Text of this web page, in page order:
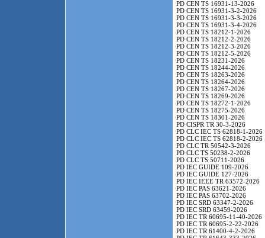
PD CEN TS 16931-13-2026
PD CEN TS 16931-3-2-2026
PD CEN TS 16931-3-3-2026
PD CEN TS 16931-3-4-2026
PD CEN TS 18212-1-2026
PD CEN TS 18212-2-2026
PD CEN TS 18212-3-2026
PD CEN TS 18212-5-2026
PD CEN TS 18231-2026
PD CEN TS 18244-2026
PD CEN TS 18263-2026
PD CEN TS 18264-2026
PD CEN TS 18267-2026
PD CEN TS 18269-2026
PD CEN TS 18272-1-2026
PD CEN TS 18275-2026
PD CEN TS 18301-2026
PD CISPR TR 30-3-2026
PD CLC IEC TS 62818-1-2026
PD CLC IEC TS 62818-2-2026
PD CLC TR 50542-3-2026
PD CLC TS 50238-2-2026
PD CLC TS 50711-2026
PD IEC GUIDE 109-2026
PD IEC GUIDE 127-2026
PD IEC IEEE TR 63572-2026
PD IEC PAS 63621-2026
PD IEC PAS 63702-2026
PD IEC SRD 63347-2-2026
PD IEC SRD 63459-2026
PD IEC TR 60695-11-40-2026
PD IEC TR 60695-2-22-2026
PD IEC TR 61400-4-2-2026